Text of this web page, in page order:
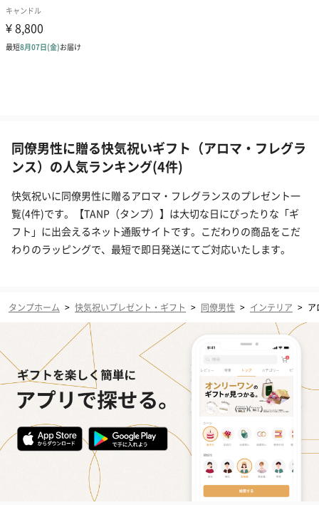
同僚男性に贈る快気祝いギフト（アロマ・フレグラ
ンス）の人気ランキング(4件)
快気祝いに同僚男性に贈るアロマ・フレグランスのプレゼント一
覧(4件)です。【TANP（タンプ）】は大切な日にぴったりな「ギ
フト」に出会えるネット通販サイトです。こだわりの商品をこだ
わりのラッピングで、最短で即日発送にてご対応いたします。
タンプホーム > 快気祝いプレゼント・ギフト > 同僚男性 > インテリア > ア